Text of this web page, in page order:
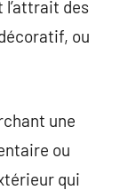
des
ou
une
ou
qui